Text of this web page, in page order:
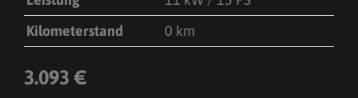
Kilometerstand
0 km
3.093 €